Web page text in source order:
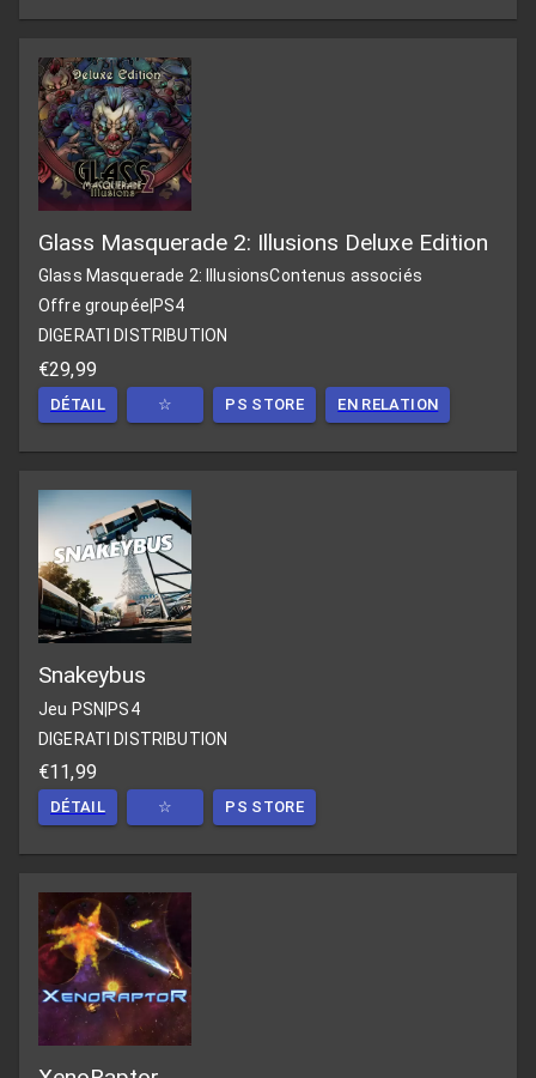
Glass Masquerade 2: Illusions Deluxe Edition
Glass Masquerade 2: IllusionsContenus associés
Offre groupée PS4
DIGERATI DISTRIBUTION
€29,99
DÉTAIL ☆ PS STORE EN RELATION
Snakeybus
Jeu PSN PS4
DIGERATI DISTRIBUTION
€11,99
DÉTAIL ☆ PS STORE